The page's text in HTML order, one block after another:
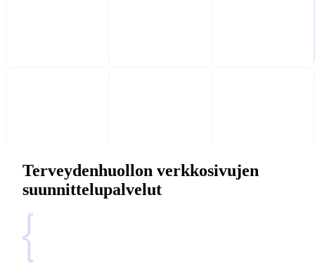
Terveydenhuollon verkkosivujen
suunnittelupalvelut